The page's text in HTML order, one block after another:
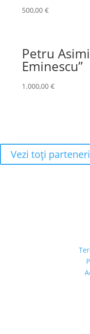
500,00 €
Petru
Eminescu”
1.000,00 €
Vezi toţi